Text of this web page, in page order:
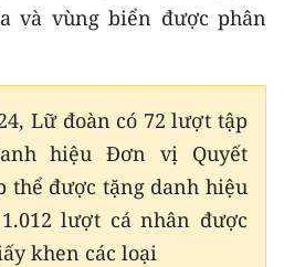
và vùng biển được phân
Lữ đoàn có 72 lượt tập
hiệu Đơn vị Quyết
thể được tặng danh hiệu
lượt cá nhân được
khen các loại